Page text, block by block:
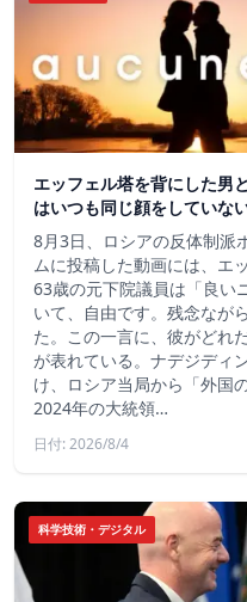
エッフェル塔を背にした男
はいつも同じ顔をしていな
8月3日、ロシアの反体制派
ムに投稿した動画には、エ
63歳の元下院議員は「良い
いて、自由です。残念なが
た。この一言に、彼がどれ
が表れている。ナデジディ
け、ロシア当局から「外国
2024年の大統領…
日付: 2026/8/4
科学技術・デジタル